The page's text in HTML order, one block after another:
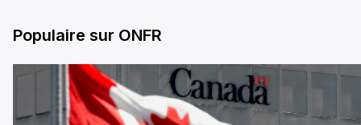
Populaire sur ONFR